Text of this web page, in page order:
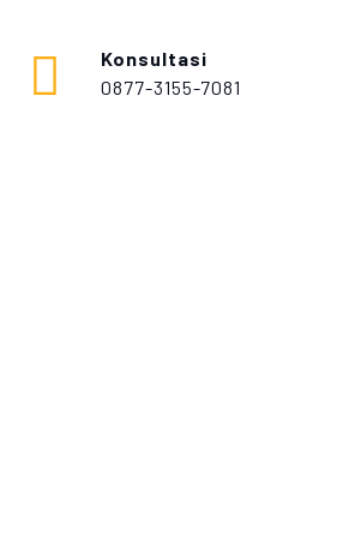
Konsultasi
0877-3155-7081